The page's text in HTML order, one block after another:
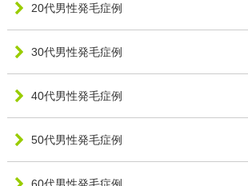
20代男性発毛症例
30代男性発毛症例
40代男性発毛症例
50代男性発毛症例
60代男性発毛症例